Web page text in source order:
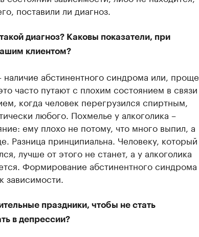
поставили ли диагноз.
диагноз? Каковы показатели, при
клиентом?
абстинентного синдрома или, проще
часто путают с плохим состоянием в связи
когда человек перегрузился спиртным,
любого. Похмелье у алкоголика –
ему плохо не потому, что много выпил, а
Разница принципиальна. Человеку, который
лучше от этого не станет, а у алкоголика
Формирование абстинентного синдрома
зависимости.
праздники, чтобы не стать
в депрессии?